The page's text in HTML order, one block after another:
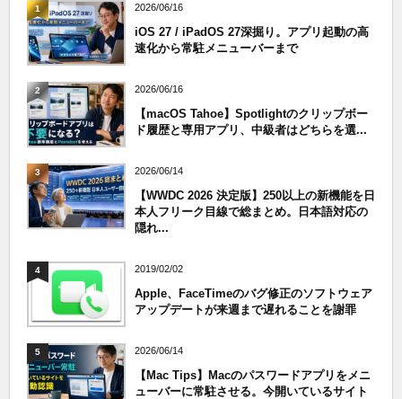
1 2026/06/16
iOS 27 / iPadOS 27深掘り。アプリ起動の高
速化から常駐メニューバーまで
2 2026/06/16
【macOS Tahoe】Spotlightのクリップボー
ド履歴と専用アプリ、中級者はどちらを選...
3 2026/06/14
【WWDC 2026 決定版】250以上の新機能を日
本人フリーク目線で総まとめ。日本語対応の
隠れ...
4 2019/02/02
Apple、FaceTimeのバグ修正のソフトウェア
アップデートが来週まで遅れることを謝罪
5 2026/06/14
【Mac Tips】Macのパスワードアプリをメニ
ューバーに常駐させる。今開いているサイト